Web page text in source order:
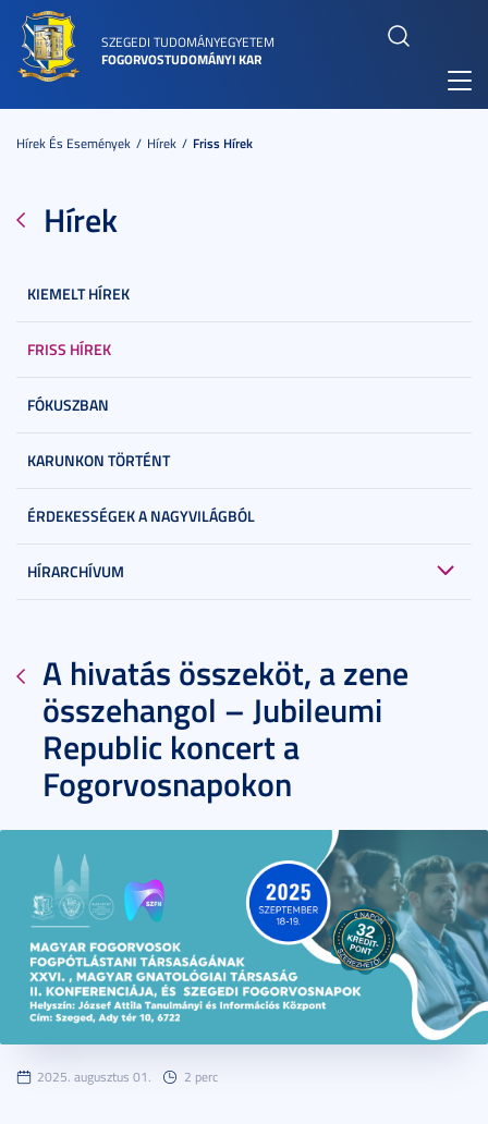
SZEGEDI TUDOMÁNYEGYETEM
FOGORVOSTUDOMÁNYI KAR
Hírek És Események Hírek Friss Hírek
Hírek
KIEMELT HÍREK
FRISS HÍREK
FÓKUSZBAN
KARUNKON TÖRTÉNT
ÉRDEKESSÉGEK A NAGYVILÁGBÓL
HÍRARCHÍVUM
A hivatás összeköt, a zene
összehangol – Jubileumi
Republic koncert a
Fogorvosnapokon
2025. augusztus 01. 2 perc